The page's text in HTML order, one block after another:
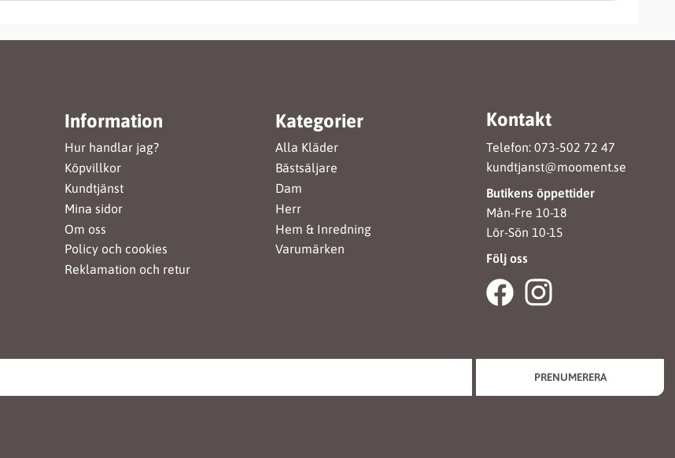
Information
Hur handlar jag?
Köpvillkor
Kundtjänst
Mina sidor
Om oss
Policy och cookies
Reklamation och retur
Kategorier
Alla Kläder
Bästsäljare
Dam
Herr
Hem & Inredning
Varumärken
Kontakt
Telefon: 073-502 72 47
kundtjanst@mooment.se
Butikens öppettider
Mån-Fre 10-18
Lör-Sön 10-15
Följ oss
PRENUMERERA